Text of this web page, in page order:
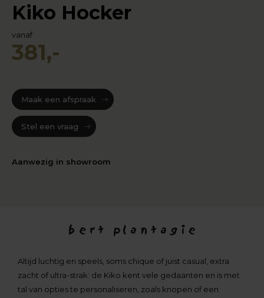
Kiko Hocker
vanaf
381,-
Maak een afspraak
Stel een vraag
Aanwezig in showroom
Altijd luchtig en speels, soms chique of juist casual, extra
zacht of ultra-strak: de Kiko kent vele gedaanten en is met
tal van opties te personaliseren, zoals knopen of een